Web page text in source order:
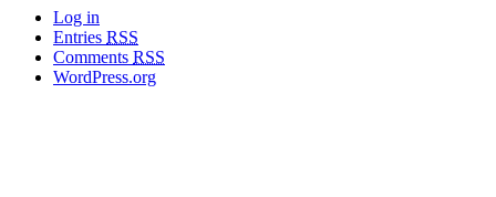
Log in
Entries RSS
Comments RSS
WordPress.org